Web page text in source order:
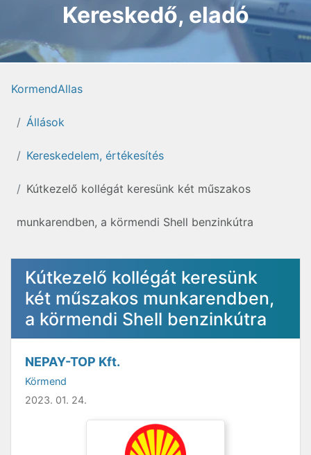
Kereskedő, eladó
KormendAllas
Állások
Kereskedelem, értékesítés
Kútkezelő kollégát keresünk két műszakos
munkarendben, a körmendi Shell benzinkútra
Kútkezelő kollégát keresünk
két műszakos munkarendben,
a körmendi Shell benzinkútra
NEPAY-TOP Kft.
Körmend
2023. 01. 24.